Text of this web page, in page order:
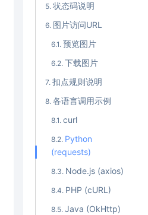
状态码说明
图片访问URL
预览图片
下载图片
扣点规则说明
各语言调用示例
curl
Python
(requests)
Node.js (axios)
PHP (cURL)
Java (OkHttp)